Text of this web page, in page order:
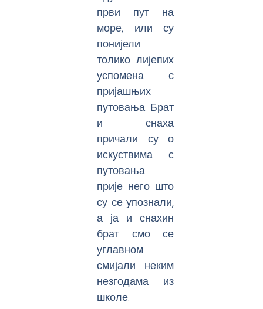
први пут на
море, или су
понијели
толико лијепих
успомена с
пријашњих
путовања. Брат
и снаха
причали су о
искуствима с
путовања
прије него што
су се упознали,
а ја и снахин
брат смо се
углавном
смијали неким
незгодама из
школе.